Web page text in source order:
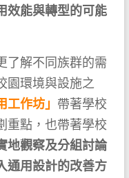
效能與轉型的可能
了解不同族群的需
園環境與設施之
工作坊」 帶著學校
重點，也帶著學校
地觀察及分組討論
通用設計的改善方